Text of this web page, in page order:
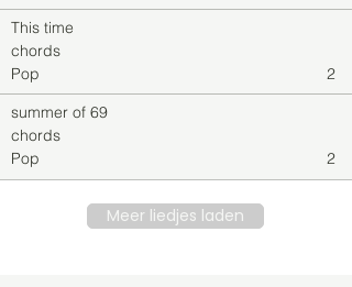
This time
chords
Pop
2
summer of 69
chords
Pop
2
Meer liedjes laden